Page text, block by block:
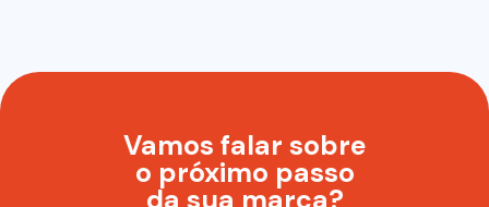
Vamos falar sobre
o próximo passo